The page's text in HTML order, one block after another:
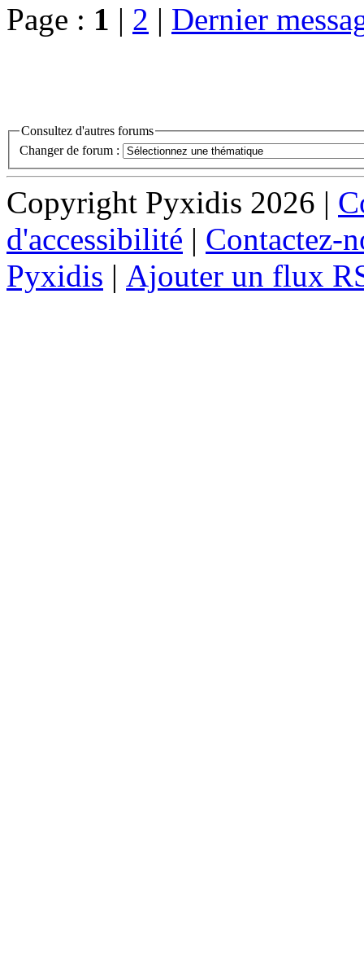
Page : 1 | 2 | Dernier
Consultez d'autres forums
Changer de forum :
Copyright Pyxidis 2026 |
d'accessibilité | Contactez-
Pyxidis | Ajouter un flux